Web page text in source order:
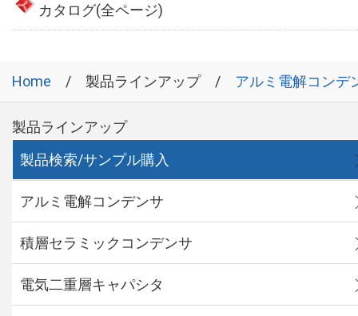
カタログ(全ページ)
Home 製品ラインアップ アルミ電解コンデ
製品ラインアップ
製品検索/サンプル購入
アルミ電解コンデンサ
積層セラミックコンデンサ
電気二重層キャパシタ